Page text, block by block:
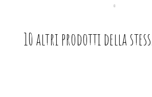
10 altri prodotti della